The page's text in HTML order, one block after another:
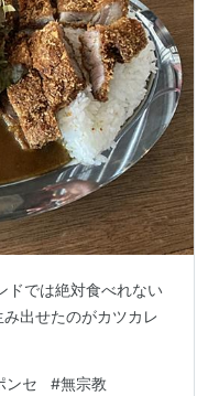
ドでは絶対食べれない
出せたのがカツカレ
ンセ #無宗教